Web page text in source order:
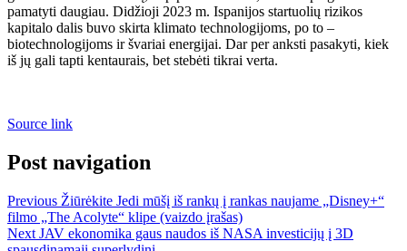
pamatyti daugiau. Didžioji 2023 m. Ispanijos startuolių rizikos
kapitalo dalis buvo skirta klimato technologijoms, po to –
biotechnologijoms ir švariai energijai. Dar per anksti pasakyti, kiek
iš jų gali tapti kentaurais, bet stebėti tikrai verta.
Source link
Post navigation
Previous Žiūrėkite Jedi mūšį iš rankų į rankas naujame „Disney+“
filmo „The Acolyte“ klipe (vaizdo įrašas)
Next JAV ekonomika gaus naudos iš NASA investicijų į 3D